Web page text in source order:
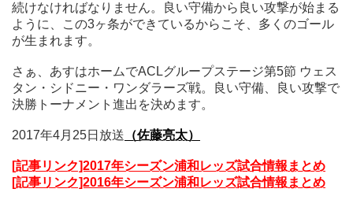
続けなければなりません。良い守備から良い攻撃が始まる
ように、この3ヶ条ができているからこそ、多くのゴール
が生まれます。
さぁ、あすはホームでACLグループステージ第5節 ウェス
タン・シドニー・ワンダラーズ戦。良い守備、良い攻撃で
決勝トーナメント進出を決めます。
2017年4月25日放送 （佐藤亮太）
[記事リンク]2017年シーズン浦和レッズ試合情報まとめ
[記事リンク]2016年シーズン浦和レッズ試合情報まとめ